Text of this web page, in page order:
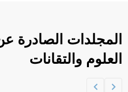
المجلدات الصادرة
العلوم والتقانات